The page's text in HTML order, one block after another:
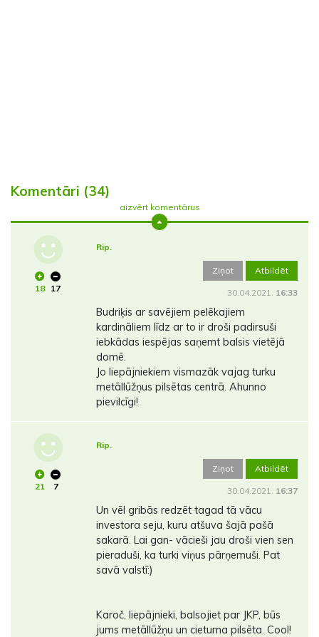
Komentāri (34)
aizvērt komentārus
18 17
Rip.
Ziņot Atbildēt
30.04.2021. 16:33
Budriķis ar savējiem pelēkajiem
kardināliem līdz ar to ir droši padirsuši
iebkādas iespējas saņemt balsis vietējā
domē.
Jo liepājniekiem vismazāk vajag turku
metāllūžņus pilsētas centrā. Ahunno
pievilcīgi!
21 7
Rip.
Ziņot Atbildēt
30.04.2021. 16:37
Un vēl gribās redzēt tagad tā vācu
investora seju, kuru atšuva šajā pašā
sakarā. Lai gan- vācieši jau droši vien sen
pieraduši, ka turki viņus pārņemuši. Pat
savā valstī:)
Karoč, liepājnieki, balsojiet par JKP, būs
jums metāllūžņu un cietuma pilsēta. Cool!